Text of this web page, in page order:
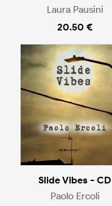
Laura Pausini
20.50 €
Slide Vibes - CD
Paolo Ercoli